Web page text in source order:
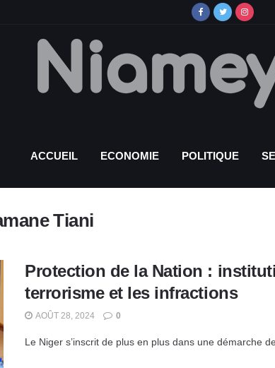
ACCUEIL ECONOMIE POLITIQUE
Tiani
Protection de la Nation :
terrorisme et les infractions
AOÛT 28, 2024 0
Le Niger s’inscrit de plus en plus dans une démarche